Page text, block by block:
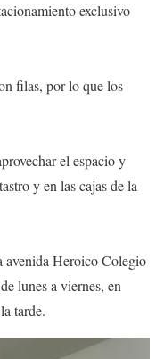
exclusivo
filas, por lo que los
el espacio y
y en las cajas de la
avenida Heroico Colegio
lunes a viernes, en
tarde.